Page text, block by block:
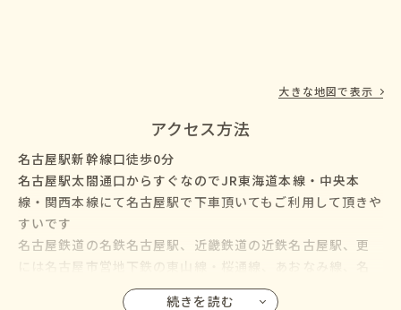
大きな地図で表示
アクセス方法
名古屋駅新幹線口徒歩0分
名古屋駅太閤通口からすぐなのでJR東海道本線・中央本
線・関西本線にて名古屋駅で下車頂いてもご利用して頂きや
すいです
名古屋鉄道の名鉄名古屋駅、近畿鉄道の近鉄名古屋駅、更
には名古屋市営地下鉄の東山線・桜通線、あおなみ線、名
鉄バス・名古屋市営バスも名古屋駅に乗り入れているので、
続きを読む